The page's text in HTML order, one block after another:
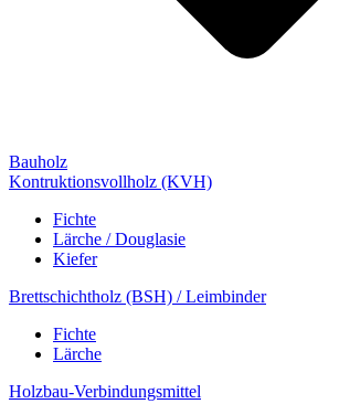
Bauholz
Kontruktionsvollholz (KVH)
Fichte
Lärche / Douglasie
Kiefer
Brettschichtholz (BSH) / Leimbinder
Fichte
Lärche
Holzbau-Verbindungsmittel